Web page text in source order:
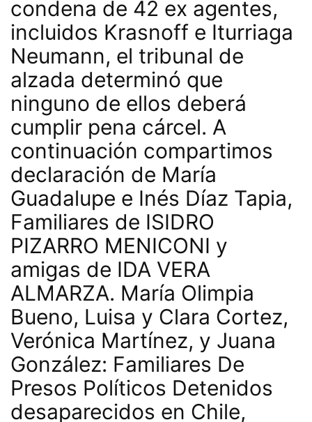
condena de 42 ex agentes,
incluidos Krasnoff e Iturriaga
Neumann, el tribunal de
alzada determinó que
ninguno de ellos deberá
cumplir pena cárcel. A
continuación compartimos
declaración de María
Guadalupe e Inés Díaz Tapia,
Familiares de ISIDRO
PIZARRO MENICONI y
amigas de IDA VERA
ALMARZA. María Olimpia
Bueno, Luisa y Clara Cortez,
Verónica Martínez, y Juana
González: Familiares De
Presos Políticos Detenidos
desaparecidos en Chile,